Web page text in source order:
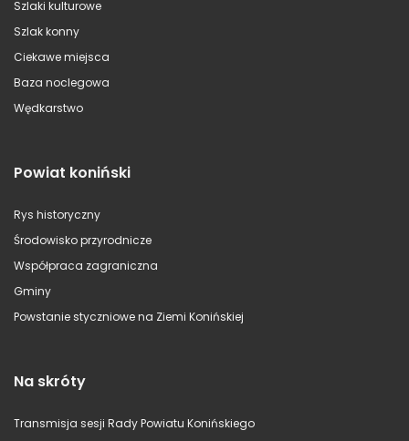
Szlaki kulturowe
Szlak konny
Ciekawe miejsca
Baza noclegowa
Wędkarstwo
Powiat koniński
Rys historyczny
Środowisko przyrodnicze
Współpraca zagraniczna
Gminy
Powstanie styczniowe na Ziemi Konińskiej
Na skróty
Transmisja sesji Rady Powiatu Konińskiego